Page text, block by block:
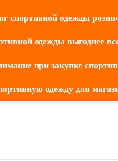
спортивной одежды
одежды выгоднее
при закупке
одежду для